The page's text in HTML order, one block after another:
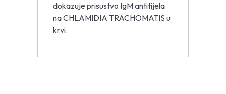
dokazuje prisustvo IgM antitijela
na CHLAMIDIA TRACHOMATIS u
krvi.